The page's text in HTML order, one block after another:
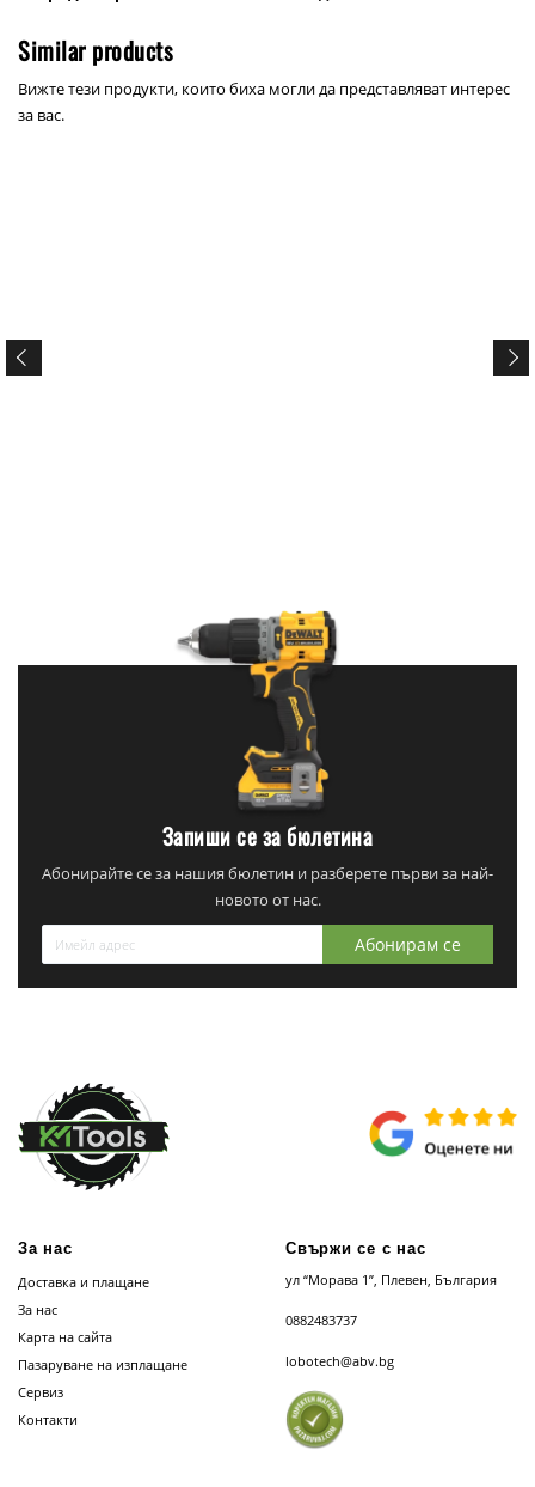
Similar products
Вижте тези продукти, които биха могли да представляват интерес
за вас.
Запиши се за бюлетина
Абонирайте се за нашия бюлетин и разберете първи за най-
новото от нас.
Абонирам се
За нас
Доставка и плащане
За нас
Карта на сайта
Пазаруване на изплащане
Сервиз
Контакти
Свържи се с нас
ул “Морава 1”, Плевен, България
0882483737
lobotech@abv.bg